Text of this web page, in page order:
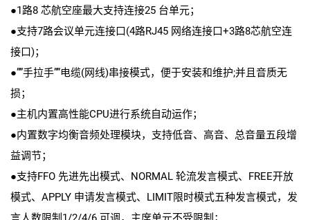
●1路8 芯航空座最大支持连接25 台单元；
●支持7路会议单元连接口(4路RJ45 网络连接口+3路8芯航空连
接口)；
●””手拉手””电缆(网线)串接模式，便于安装和维护;并且音质无
损；
●主机内置高性能CPU进行系统自动运作；
●内置数字均衡音频处理模块，支持低音、高音、总音量五段增
益调节；
●支持FFO 先进先出模式、NORMAL 轮流发言模式、FREE开放
模式、APPLY 申请发言模式、LIMIT限时模式五种发言模式，发